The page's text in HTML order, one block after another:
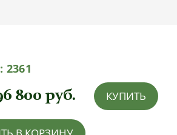
2361
800 руб. КУПИТЬ